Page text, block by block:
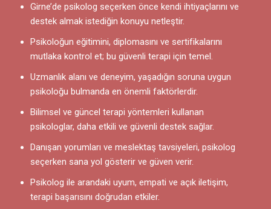
Girne’de psikolog seçerken önce kendi ihtiyaçlarını ve
destek almak istediğin konuyu netleştir.
Psikoloğun eğitimini, diplomasını ve sertifikalarını
mutlaka kontrol et; bu güvenli terapi için temel.
Uzmanlık alanı ve deneyim, yaşadığın soruna uygun
psikoloğu bulmanda en önemli faktörlerdir.
Bilimsel ve güncel terapi yöntemleri kullanan
psikologlar, daha etkili ve güvenli destek sağlar.
Danışan yorumları ve meslektaş tavsiyeleri, psikolog
seçerken sana yol gösterir ve güven verir.
Psikolog ile arandaki uyum, empati ve açık iletişim,
terapi başarısını doğrudan etkiler.